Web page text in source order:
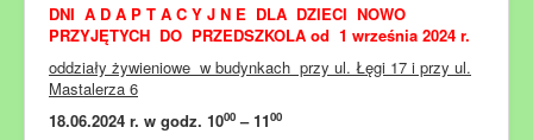
DNI A D A P T A C Y J N E DLA DZIECI NOWO
PRZYJĘTYCH DO PRZEDSZKOLA od 1 września 2024 r.
oddziały żywieniowe w budynkach przy ul. Łęgi 17 i przy ul.
Mastalerza 6
18.06.2024 r. w godz. 1000 – 1100